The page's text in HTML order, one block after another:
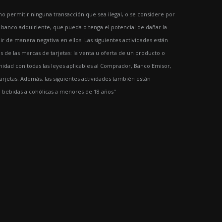
permitir ninguna transacción que sea ilegal, o se considere por
adquiriente, que pueda o tenga el potencial de dañar la
de manera negativa en ellos. Las siguientes actividades están
de las marcas de tarjetas: la venta u oferta de un producto o
con todas las leyes aplicables al Comprador, Banco Emisor,
Además, las siguientes actividades también están
alcohólicas a menores de 18 años"